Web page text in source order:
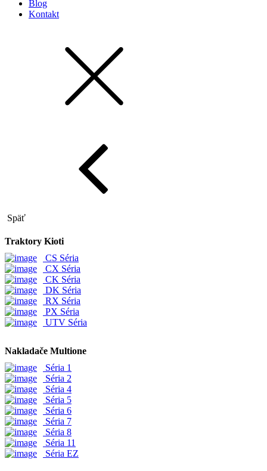
Blog
Kontakt
Späť
Traktory Kioti
CS Séria
CX Séria
CK Séria
DK Séria
RX Séria
PX Séria
UTV Séria
Nakladače Multione
Séria 1
Séria 2
Séria 4
Séria 5
Séria 6
Séria 7
Séria 8
Séria 11
Séria EZ